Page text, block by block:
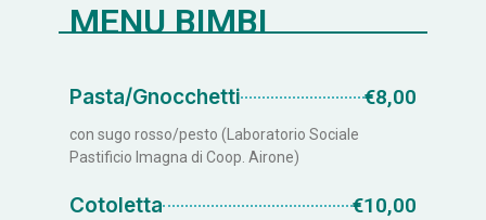
MENU BIMBI
Pasta/Gnocchetti €8,00
con sugo rosso/pesto (Laboratorio Sociale
Pastificio Imagna di Coop. Airone)
Cotoletta €10,00